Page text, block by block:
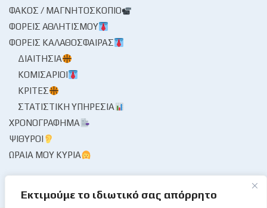
Εκτιμούμε το ιδιωτικό σας απόρρητο
ΦΑΚΌΣ / ΜΑΓΝΗΤΟΣΚΌΠΙΟ
ΦΟΡΕΊΣ ΑΘΛΗΤΙΣΜΟΎ
ΦΟΡΕΊΣ ΚΑΛΑΘΌΣΦΑΙΡΑΣ
ΔΙΑΙΤΗΣΊΑ
ΚΟΜΙΣΆΡΙΟΙ
ΚΡΙΤΈΣ
ΣΤΑΤΙΣΤΙΚΉ ΥΠΗΡΕΣΊΑ
ΧΡΟΝΟΓΡΆΦΗΜΑ
ΨΊΘΥΡΟΙ
ΩΡΑΊΑ ΜΟΥ ΚΥΡΊΑ